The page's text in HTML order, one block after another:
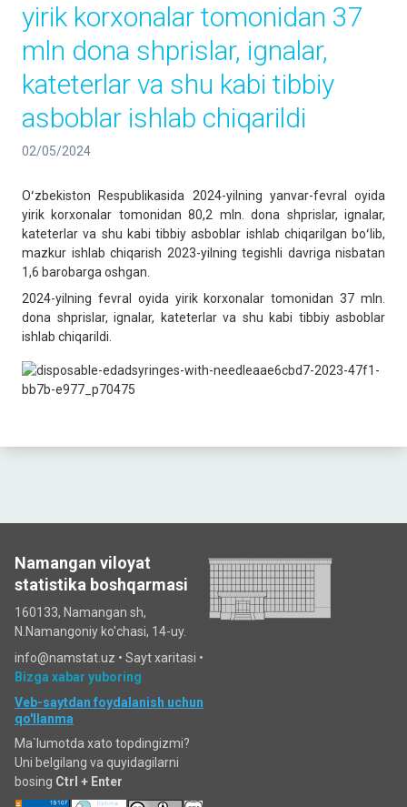
yirik korxonalar tomonidan 37
mln dona shprislar, ignalar,
kateterlar va shu kabi tibbiy
asboblar ishlab chiqarildi
02/05/2024
Oʻzbekiston Respublikasida 2024-yilning yanvar-fevral oyida
yirik korxonalar tomonidan 80,2 mln. dona shprislar, ignalar,
kateterlar va shu kabi tibbiy asboblar ishlab chiqarilgan boʻlib,
mazkur ishlab chiqarish 2023-yilning tegishli davriga nisbatan
1,6 barobarga oshgan.
2024-yilning fevral oyida yirik korxonalar tomonidan 37 mln.
dona shprislar, ignalar, kateterlar va shu kabi tibbiy asboblar
ishlab chiqarildi.
Namangan viloyat
statistika boshqarmasi
160133, Namangan sh,
N.Namangoniy ko'chasi, 14-uy.
info@namstat.uz • Sayt xaritasi •
Bizga xabar yuboring
Veb-saytdan foydalanish uchun
qo'llanma
Ma`lumotda xato topdingizmi?
Uni belgilang va quyidagilarni
bosing Ctrl + Enter